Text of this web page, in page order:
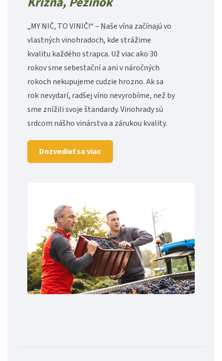
„MY NIČ, TO VINIČ!“ – Naše vína začínajú vo
vlastných vinohradoch, kde strážime
kvalitu každého strapca. Už viac ako 30
rokov sme sebestační a ani v náročných
rokoch nekupujeme cudzie hrozno. Ak sa
rok nevydarí, radšej víno nevyrobíme, než by
sme znížili svoje štandardy. Vinohrady sú
srdcom nášho vinárstva a zárukou kvality.
Dozvedieť sa viac